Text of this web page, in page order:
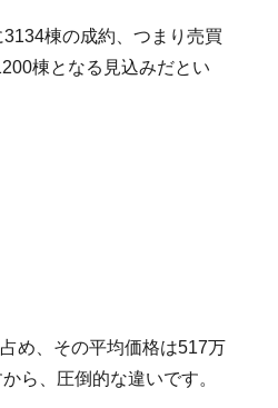
棟の成約、つまり売買
棟となる見込みだとい
め、その平均価格は517万
ら、圧倒的な違いです。